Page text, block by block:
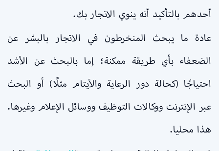
أحدهم بالتأكيد أنه ينوي الاتجار بك.
عادة ما يبحث المنخرطون في الاتجار بالبشر عن
الضعفاء بأي طريقة ممكنة؛ إما بالبحث عن الأشد
احتياجًا (كحالة دور الرعاية والأيتام مثلًا) أو البحث
عبر الإنترنت ووكالات التوظيف ووسائل الإعلام وغيرها.
هذا محليا.